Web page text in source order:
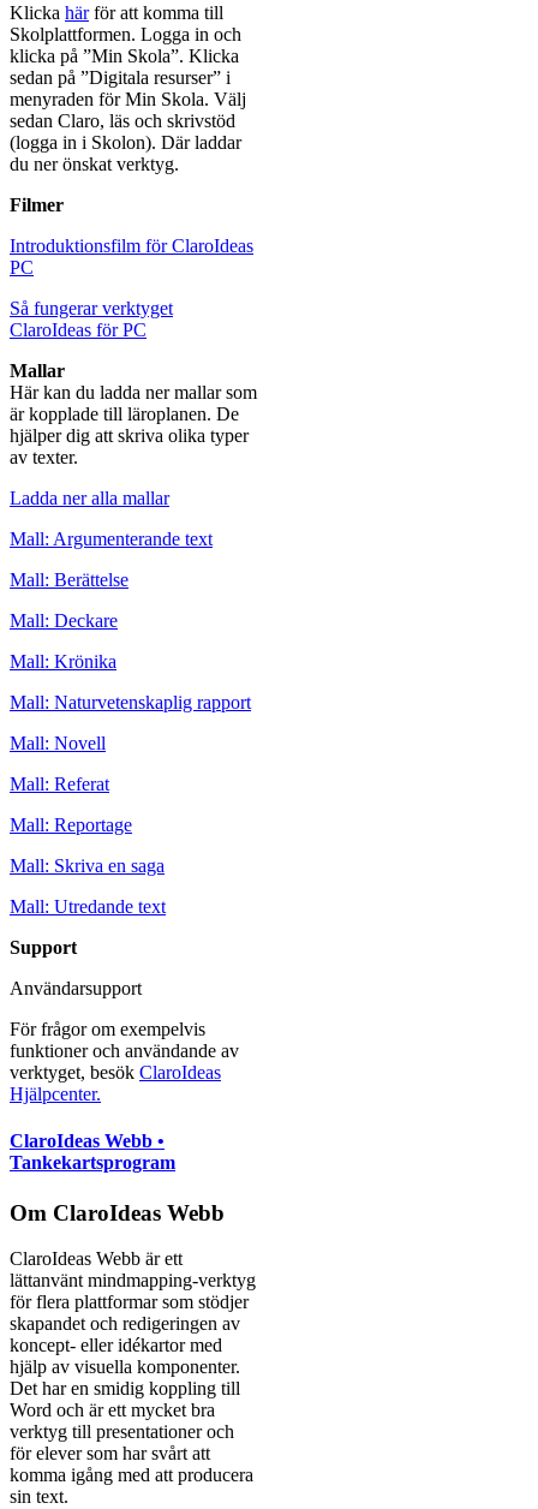
Klicka härför att komma till
Skolplattformen. Logga in och
klicka på ”Min Skola”. Klicka
sedan på ”Digitala resurser” i
menyraden för Min Skola. Välj
sedan Claro, läs och skrivstöd
(logga in i Skolon). Där laddar
du ner önskat verktyg.
Filmer
Introduktionsfilm för ClaroIdeas
PC
Så fungerar verktyget
ClaroIdeas för PC
Mallar
Här kan du ladda ner mallar som
är kopplade till läroplanen. De
hjälper dig att skriva olika typer
av texter.
Ladda ner alla mallar
Mall: Argumenterande text
Mall: Berättelse
Mall: Deckare
Mall: Krönika
Mall: Naturvetenskaplig rapport
Mall: Novell
Mall: Referat
Mall: Reportage
Mall: Skriva en saga
Mall: Utredande text
Support
Användarsupport
För frågor om exempelvis
funktioner och användande av
verktyget, besök ClaroIdeas
Hjälpcenter.
ClaroIdeas Webb •
Tankekartsprogram
Om ClaroIdeas Webb
ClaroIdeas Webb är ett
lättanvänt mindmapping-verktyg
för flera plattformar som stödjer
skapandet och redigeringen av
koncept- eller idékartor med
hjälp av visuella komponenter.
Det har en smidig koppling till
Word och är ett mycket bra
verktyg till presentationer och
för elever som har svårt att
komma igång med att producera
sin text.